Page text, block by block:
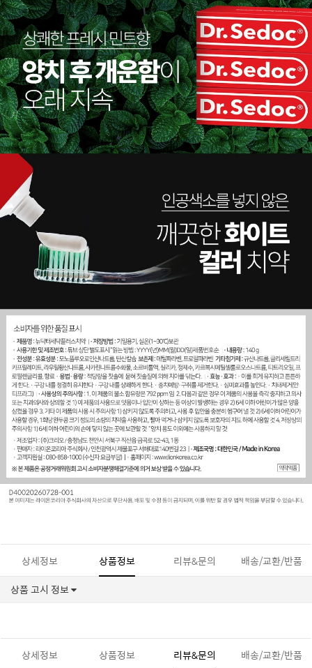
세요!
상세정보 상품정보 리뷰&문의
배송/교환/반품
상품 고시 정보
상세정보 상품정보 리뷰&문의 배송/교환/반품